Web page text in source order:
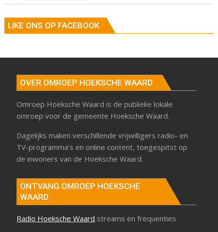
LIKE ONS OP FACEBOOK
OVER OMROEP HOEKSCHE WAARD
Omroep Hoeksche Waard is de publieke lokale
omroep voor de gemeente Hoeksche Waard.
Dagelijks maken verschillende vrijwilligers radio- en
TV-programma’s en online content, toegespitst op
de inwoners van de Hoeksche Waard.
ONTVANG OMROEP HOEKSCHE
WAARD
Radio Hoeksche Waard streams en frequenties